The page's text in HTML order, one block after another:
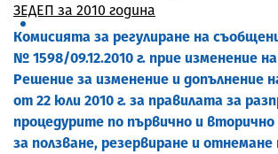
ЗЕДЕП за 2010 година
Комисията за регулиране на
№ 1598/09.12.2010 г. прие изменение
Решение за изменение и допълнение
от 22 юли 2010 г. за правилата за
процедурите по първично и
за ползване, резервиране и отнемане